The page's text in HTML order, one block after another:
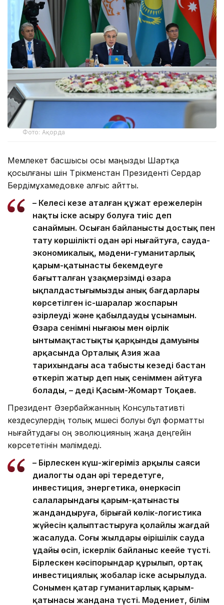
Фото: Ақорда
Мемлекет басшысы осы маңызды Шартқа
қосылғаны үшін Түрікменстан Президенті Сердар
Бердімұхамедовке алғыс айтты.
– Келесі кезең аталған құжат ережелерін
нақты іске асыру болуға тиіс деп
санаймын. Осыған байланысты достық пен
тату көршілікті одан әрі нығайтуға, сауда-
экономикалық, мәдени-гуманитарлық
қарым-қатынасты бекемдеуге
бағытталған ұзақмерзімді өзара
ықпалдастығымыздың анық бағдарлары
көрсетілген іс-шаралар жоспарын
әзірлеуді және қабылдауды ұсынамын.
Өзара сенімнің нығаюы мен өңірлік
ынтымақтастықтың қарқынды дамуының
арқасында Орталық Азия жаңа
тарихындағы аса табысты кезеңді бастан
өткеріп жатыр деп нық сеніммен айтуға
болады, – деді Қасым-Жомарт Тоқаев.
Президент Әзербайжанның Консультативті
кездесулердің толық мүшесі болуы бұл форматты
нығайтудағы оң эволюцияның жаңа деңгейін
көрсететінін мәлімдеді.
– Бірлескен күш-жігеріміз арқылы саяси
диалогты одан әрі тереңдетуге,
инвестиция, энергетика, өнеркәсіп
салаларындағы қарым-қатынасты
жандандыруға, бірыңғай көлік-логистика
жүйесін қалыптастыруға қолайлы жағдай
жасалуда. Соңғы жылдары өңірішілік сауда
ұдайы өсіп, іскерлік байланыс кеңейе түсті.
Бірлескен кәсіпорындар құрылып, ортақ
инвестициялық жобалар іске асырылуда.
Сонымен қатар гуманитарлық қарым-
қатынасы жандана түсті. Мәдениет, білім